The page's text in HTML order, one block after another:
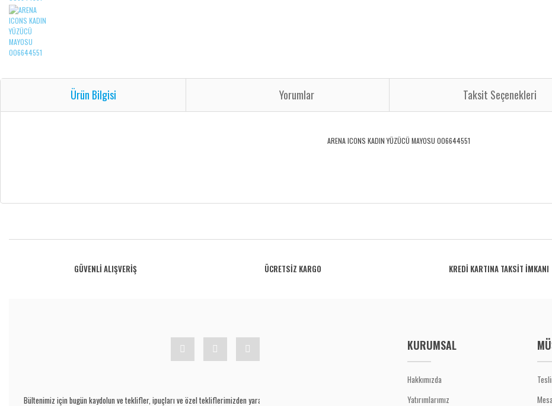
Ürün Bilgisi Yorumlar Taksit Seçenekleri
ARENA ICONS KADIN YÜZÜCÜ MAYOSU 006644551
Görüş ve önerileriniz için teşekkür ederiz.
Ürün resmi kalitesiz, bozuk veya görüntülenemiyor.
GÜVENLİ ALIŞVERİŞ ÜCRETSİZ KARGO KREDİ KARTINA TAKSİT İMKANI
KURUMSAL
Hakkımızda
Yatırımlarımız